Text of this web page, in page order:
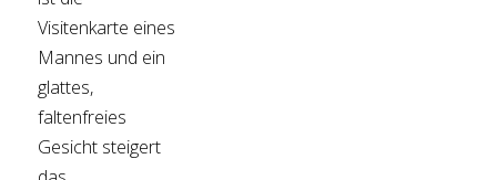
Visitenkarte eines
Mannes und ein
glattes,
faltenfreies
Gesicht steigert